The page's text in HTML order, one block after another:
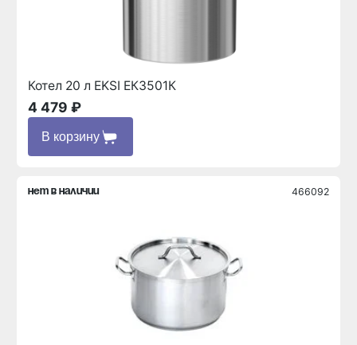
Котел 20 л EKSI ЕК3501К
4 479 ₽
В корзину
нет в наличии 466092